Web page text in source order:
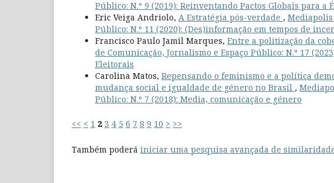
Público: N.º 9 (2019): Reinventando Pactos Globais para a
Eric Veiga Andriolo, A Estratégia pós-verdade , Mediapolis
Público: N.º 11 (2020): (Des)informação em tempos de
Francisco Paulo Jamil Marques, Entre a politização da
de Comunicação, Jornalismo e Espaço Público: N.º 17
Eleitorais
Carolina Matos, Repensando o feminismo e a política
mudança social e igualdade de género no Brasil ,
Público: N.º 7 (2018): Media, comunicação e género
<< < 1 2 3 4 5 6 7 8 9 10 > >>
Também poderá iniciar uma pesquisa avançada de